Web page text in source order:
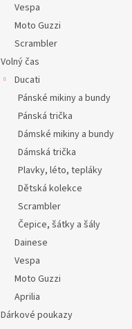
Vespa
Moto Guzzi
Scrambler
Volný čas
Ducati
Pánské mikiny a bundy
Pánská trička
Dámské mikiny a bundy
Dámská trička
Plavky, léto, tepláky
Dětská kolekce
Scrambler
Čepice, šátky a šály
Dainese
Vespa
Moto Guzzi
Aprilia
Dárkové poukazy